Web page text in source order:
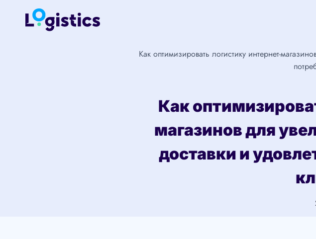
Перейти
Как оптимизировать логистику интернет-
Как
магазинов для
доставки и